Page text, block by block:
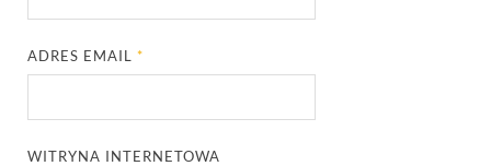
ADRES EMAIL*
WITRYNA INTERNETOWA